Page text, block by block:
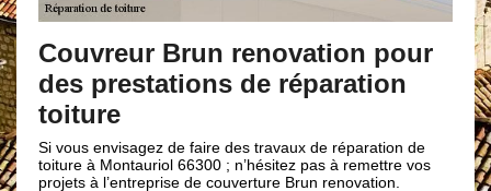
Brun renovation pour
de réparation
de faire des travaux de réparation de
66300 ; n’hésitez pas à remettre vos
de couverture Brun renovation.
Vos
toitures
Nous vous
couverture Brun
ce soit pour la
cassées ou tuiles
que nous pouvons
dans la ville de
rapidement et